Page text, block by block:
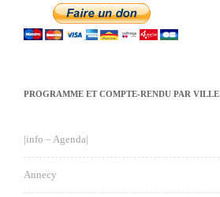
PROGRAMME ET COMPTE-RENDU PAR VILLE
|info – Agenda|
Annecy